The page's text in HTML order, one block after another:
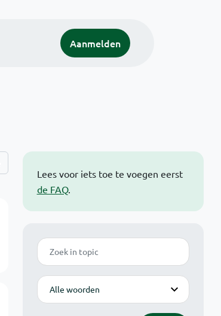
Aanmelden
Lees voor iets toe te voegen eerst
de FAQ.
Zoek
Modus